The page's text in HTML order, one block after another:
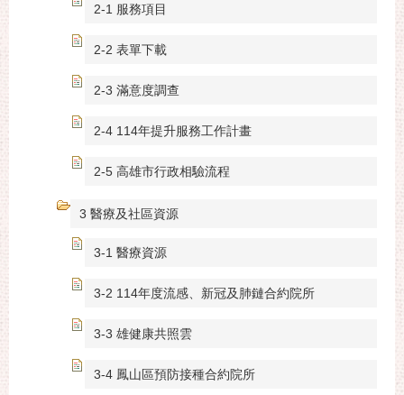
2-1 服務項目
2-2 表單下載
2-3 滿意度調查
2-4 114年提升服務工作計畫
2-5 高雄市行政相驗流程
3 醫療及社區資源
3-1 醫療資源
3-2 114年度流感、新冠及肺鏈合約院所
3-3 雄健康共照雲
3-4 鳳山區預防接種合約院所